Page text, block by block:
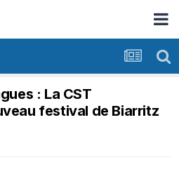
: La CST
festival de Biarritz